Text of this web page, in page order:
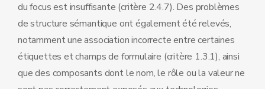
du focus est insuffisante (critère 2.4.7). Des problèmes
de structure sémantique ont également été relevés,
notamment une association incorrecte entre certaines
étiquettes et champs de formulaire (critère 1.3.1), ainsi
que des composants dont le nom, le rôle ou la valeur ne